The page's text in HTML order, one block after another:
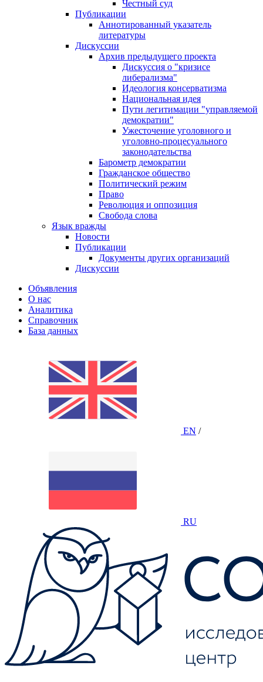
Честный суд
Публикации
Аннотированный указатель
литературы
Дискуссии
Архив предыдущего проекта
Дискуссия о "кризисе
либерализма"
Идеология консерватизма
Национальная идея
Пути легитимации "управляемой
демократии"
Ужесточение уголовного и
уголовно-процесуального
законодательства
Барометр демократии
Гражданское общество
Политический режим
Право
Революция и оппозиция
Свобода слова
Язык вражды
Новости
Публикации
Документы других организаций
Дискуссии
Объявления
О нас
Аналитика
Справочник
База данных
EN /
RU